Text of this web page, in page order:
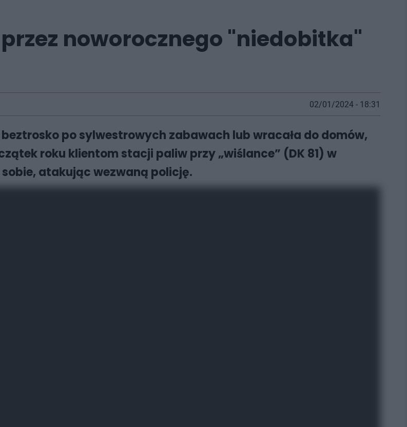
noworocznego "niedobitka"
02/01/2024 - 18:31
po sylwestrowych zabawach lub wracała do domów,
roku klientom stacji paliw przy „wiślance” (DK 81) w
sobie, atakując wezwaną policję.